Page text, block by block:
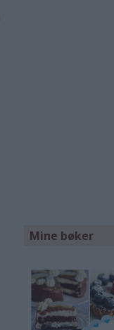
Mine bøker